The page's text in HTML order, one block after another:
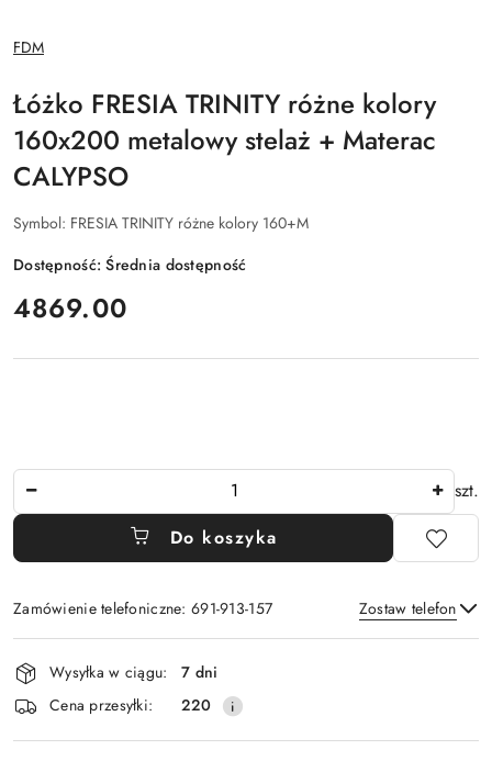
NAZWA
PRODUCENTA:
FDM
Łóżko FRESIA TRINITY różne kolory
160x200 metalowy stelaż + Materac
CALYPSO
Symbol: FRESIA TRINITY różne kolory 160+M
Dostępność:Średnia dostępność
cena:
4869.00
szt.
Do koszyka
Zamówienie telefoniczne: 691-913-157 Zostaw telefon
Wyślij
Dostępność
i
dostawa
Wysyłka w ciągu:
7 dni
Cena przesyłki:
220